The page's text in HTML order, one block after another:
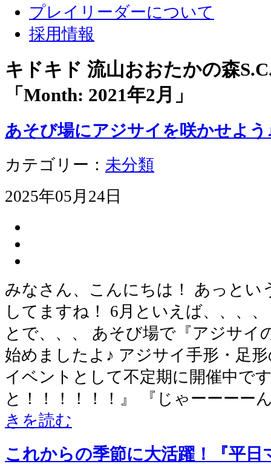
プレイリーダーについて
採用情報
キドキド 流山おおたかの森
「Month: 2021年2月 」
あそび場にアジサイを咲かせよう
カテゴリー： 未分類
2025年05月24日
みなさん、こんにちは！ あっとい
してますね！ 6月といえば、、、
とで、、、 あそび場で『アジサイ
始めましたよ♪ アジサイ手形・足
イベントとして不定期に開催中で
と！！！！！！』 『じゃーーーー
きを読む
これからの季節に大活躍！『平日